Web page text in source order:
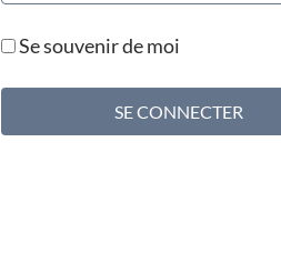
Se souvenir de moi